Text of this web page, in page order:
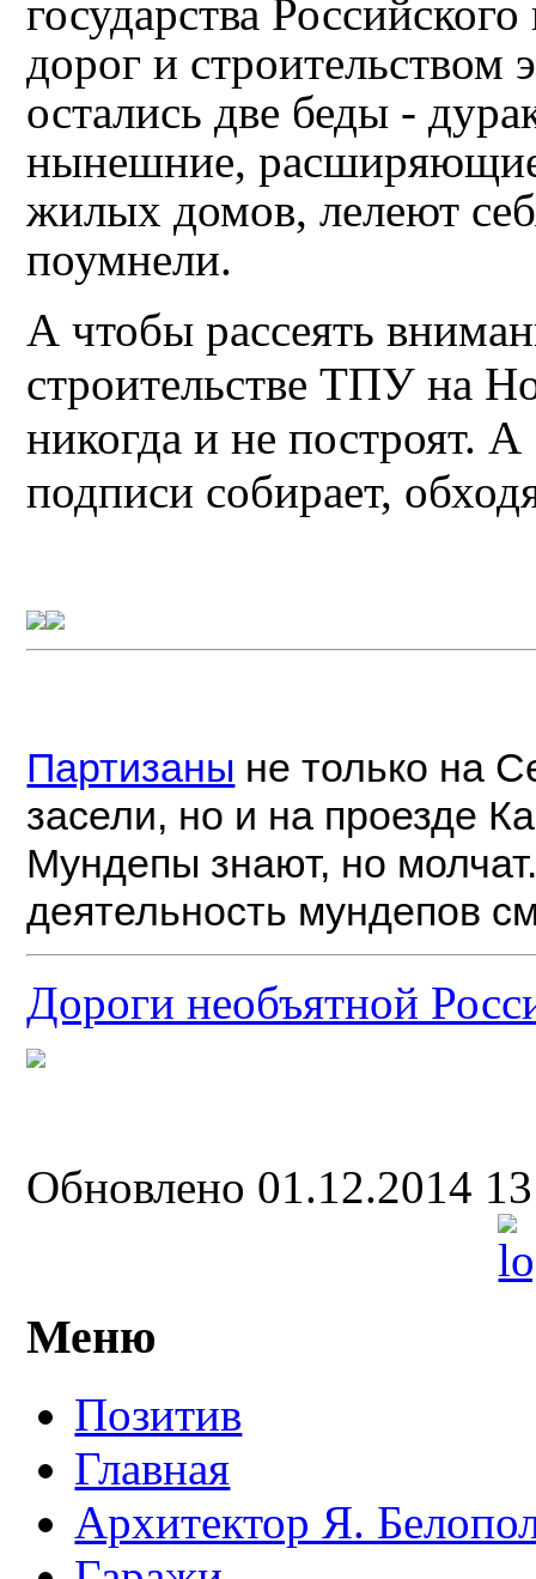
государства
дорог и строительством
остались две беды -
нынешние,
жилых домов, лелеют
поумнели.
А чтобы рассеять
строительстве ТПУ на
никогда и не построят.
подписи собирает,
Партизаны не только на
засели, но и на проезде
Мундепы знают, но
деятельность мундепов
Дороги необъятной
Обновлено 01.12.2014
Меню
Позитив
Главная
Архитектор Я.